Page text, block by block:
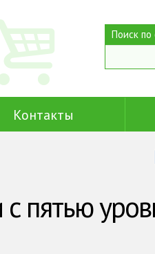
Поиск по
Контакты
пятью